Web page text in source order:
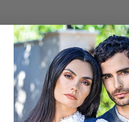
In den Warenkorb